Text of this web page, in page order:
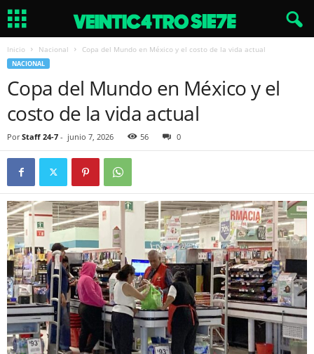
Inicio Nacional Copa del Mundo en México y el costo de la vida actual
NACIONAL
Copa del Mundo en México y el
costo de la vida actual
Por Staff 24-7 - junio 7, 2026 56 0